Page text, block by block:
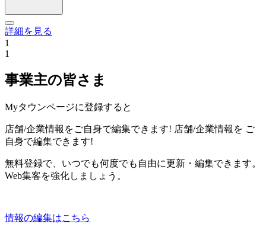
詳細を見る
1
1
事業主の皆さま
Myタウンページに登録すると
店舗/企業情報をご自身で編集できます! 店舗/企業情報を ご
自身で編集できます!
無料登録で、いつでも何度でも自由に更新・編集できます。
Web集客を強化しましょう。
情報の編集はこちら